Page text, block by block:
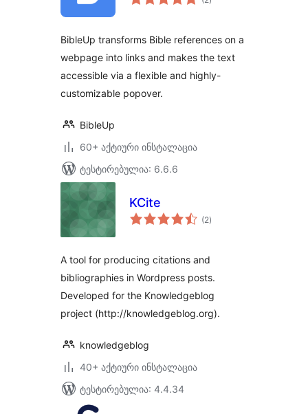
რეიტინგი
BibleUp transforms Bible references on a
webpage into links and makes the text
accessible via a flexible and highly-
customizable popover.
BibleUp
60+ აქტიური ინსტალაცია
ტესტირებულია: 6.6.6
KCite
(2საერთო
რეიტინგი
)
A tool for producing citations and
bibliographies in Wordpress posts.
Developed for the Knowledgeblog
project (http://knowledgeblog.org).
knowledgeblog
40+ აქტიური ინსტალაცია
ტესტირებულია: 4.4.34